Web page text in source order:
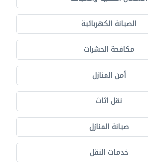
الصيانة الكهربائية
مكافحة الحشرات
أمن المنازل
نقل اثاث
صيانة المنازل
خدمات النقل